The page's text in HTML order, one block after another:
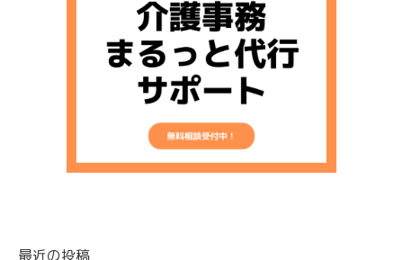
最近の投稿